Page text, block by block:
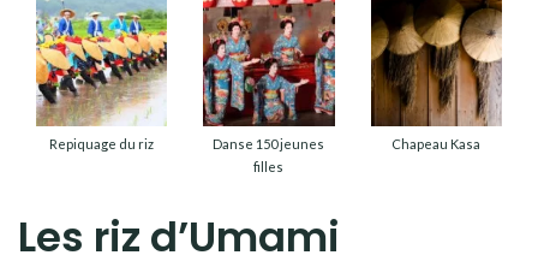
Repiquage du riz
Danse 150 jeunes
filles
Chapeau Kasa
Les riz d’Umami